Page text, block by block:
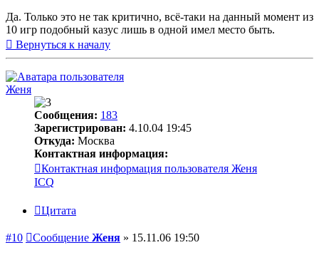
Да. Только это не так критично, всё-таки на данный момент из
10 игр подобный казус лишь в одной имел место быть.
Вернуться к началу
Женя
Сообщения: 183
Зарегистрирован: 4.10.04 19:45
Откуда: Москва
Контактная информация:
Контактная информация пользователя Женя
ICQ
Цитата
#10 Сообщение Женя » 15.11.06 19:50